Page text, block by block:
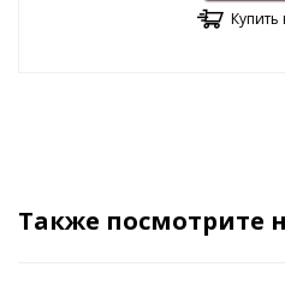
Купить
Также посмотрите